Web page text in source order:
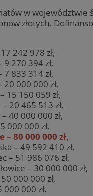
w województwie
złotych.
242 978 zł,
9 270 394 zł,
7 833 314 zł,
20 000 000 zł,
15 150 059 zł,
– 20 465 513 zł,
40 000 000 zł,
000 000 zł,
– 80 000 000 zł,
– 49 592 410 zł,
– 51 986 076 zł,
– 30 000 000 zł,
000 000 zł,
000 000 zł.